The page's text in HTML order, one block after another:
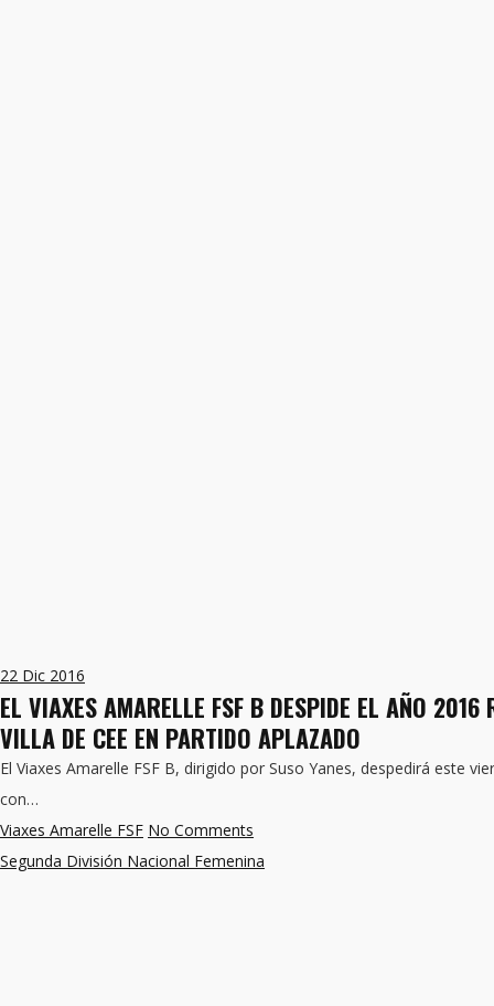
22 Dic 2016
EL VIAXES AMARELLE FSF B DESPIDE EL AÑO 2016
VILLA DE CEE EN PARTIDO APLAZADO
El Viaxes Amarelle FSF B, dirigido por Suso Yanes, despedirá este
con…
Viaxes Amarelle FSF No Comments
Segunda División Nacional Femenina